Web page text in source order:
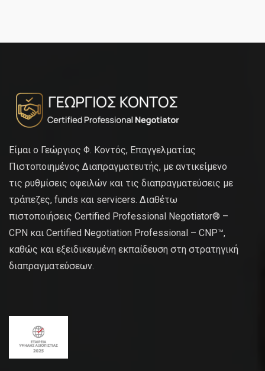
Είμαι ο Γεώργιος Φ. Κοντός, Επαγγελματίας
Πιστοποιημένος Διαπραγματευτής, με αντικείμενο
τις ρυθμίσεις οφειλών και τις διαπραγματεύσεις με
τράπεζες, funds και servicers. Διαθέτω
πιστοποιήσεις Certified Professional Negotiator® –
CPN και Certified Negotiation Professional – CNP™,
καθώς και εξειδικευμένη εκπαίδευση στη στρατηγική
διαπραγματεύσεων.